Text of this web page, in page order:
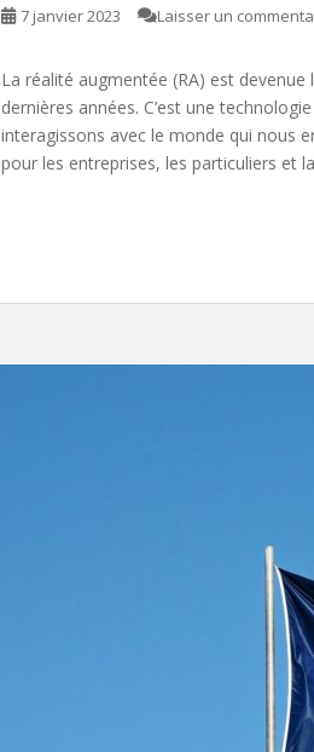
7 janvier 2023 Laisser un
La réalité augmentée (RA) est devenue
dernières années. C’est une
interagissons avec le monde qui nous
pour les entreprises, les particuliers et